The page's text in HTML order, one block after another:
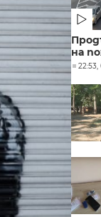
на
22:53,